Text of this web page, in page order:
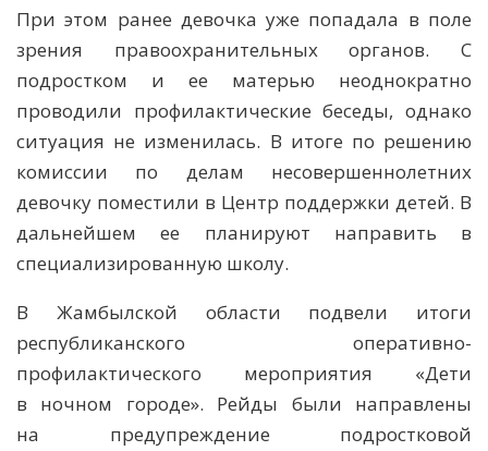
При этом ранее девочка уже попадала в поле
зрения правоохранительных органов. С
подростком и ее матерью неоднократно
проводили профилактические беседы, однако
ситуация не изменилась. В итоге по решению
комиссии по делам несовершеннолетних
девочку поместили в Центр поддержки детей. В
дальнейшем ее планируют направить в
специализированную школу.
В Жамбылской области подвели итоги
республиканского оперативно-
профилактического мероприятия «Дети
в ночном городе». Рейды были направлены
на предупреждение подростковой